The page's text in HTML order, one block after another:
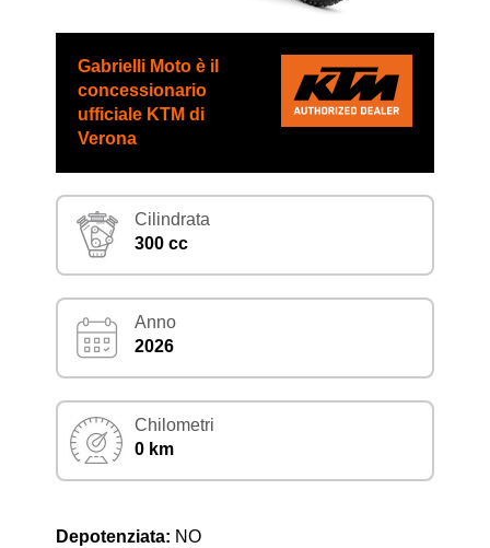
Gabrielli Moto è il
concessionario
ufficiale KTM di
Verona
Cilindrata
300 cc
Anno
2026
Chilometri
0 km
Depotenziata: NO